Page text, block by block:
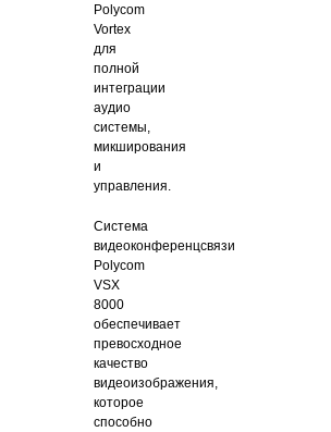
Polycom
Vortex
для
полной
интеграции
аудио
системы,
микширования
и
управления.
Система
видеоконференцсвязи
Polycom
VSX
8000
обеспечивает
превосходное
качество
видеоизображения,
которое
способно